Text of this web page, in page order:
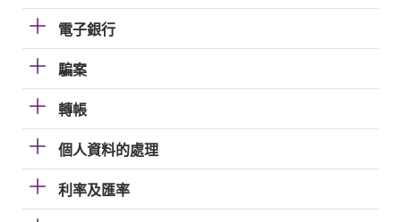
電子銀行
騙案
轉帳
個人資料的處理
利率及匯率